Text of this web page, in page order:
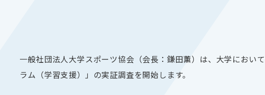
一般社団法人大学スポーツ協会（会長：鎌田薫）は、大学におい
ラム（学習支援）」の実証調査を開始します。